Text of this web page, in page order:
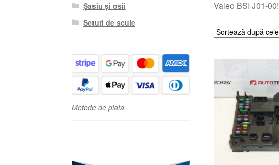
Valeo BSI J01-00!
Șasiu și osii
Seturi de scule
Metode de plata